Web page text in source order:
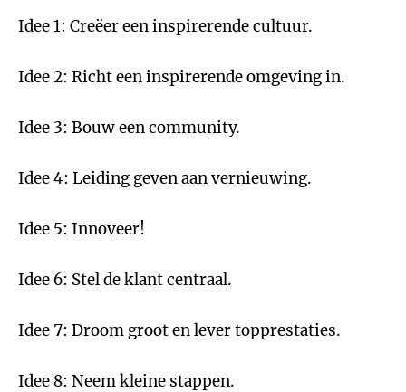
Idee 1: Creëer een inspirerende cultuur.
Idee 2: Richt een inspirerende omgeving in.
Idee 3: Bouw een community.
Idee 4: Leiding geven aan vernieuwing.
Idee 5: Innoveer!
Idee 6: Stel de klant centraal.
Idee 7: Droom groot en lever topprestaties.
Idee 8: Neem kleine stappen.